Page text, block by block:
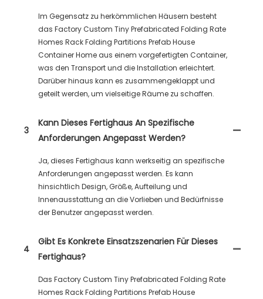
Im Gegensatz zu herkömmlichen Häusern besteht
das Factory Custom Tiny Prefabricated Folding Rate
Homes Rack Folding Partitions Prefab House
Container Home aus einem vorgefertigten Container,
was den Transport und die Installation erleichtert.
Darüber hinaus kann es zusammengeklappt und
geteilt werden, um vielseitige Räume zu schaffen.
3
Kann Dieses Fertighaus An Spezifische
Anforderungen Angepasst Werden?
Ja, dieses Fertighaus kann werkseitig an spezifische
Anforderungen angepasst werden. Es kann
hinsichtlich Design, Größe, Aufteilung und
Innenausstattung an die Vorlieben und Bedürfnisse
der Benutzer angepasst werden.
4
Gibt Es Konkrete Einsatzszenarien Für Dieses
Fertighaus?
Das Factory Custom Tiny Prefabricated Folding Rate
Homes Rack Folding Partitions Prefab House